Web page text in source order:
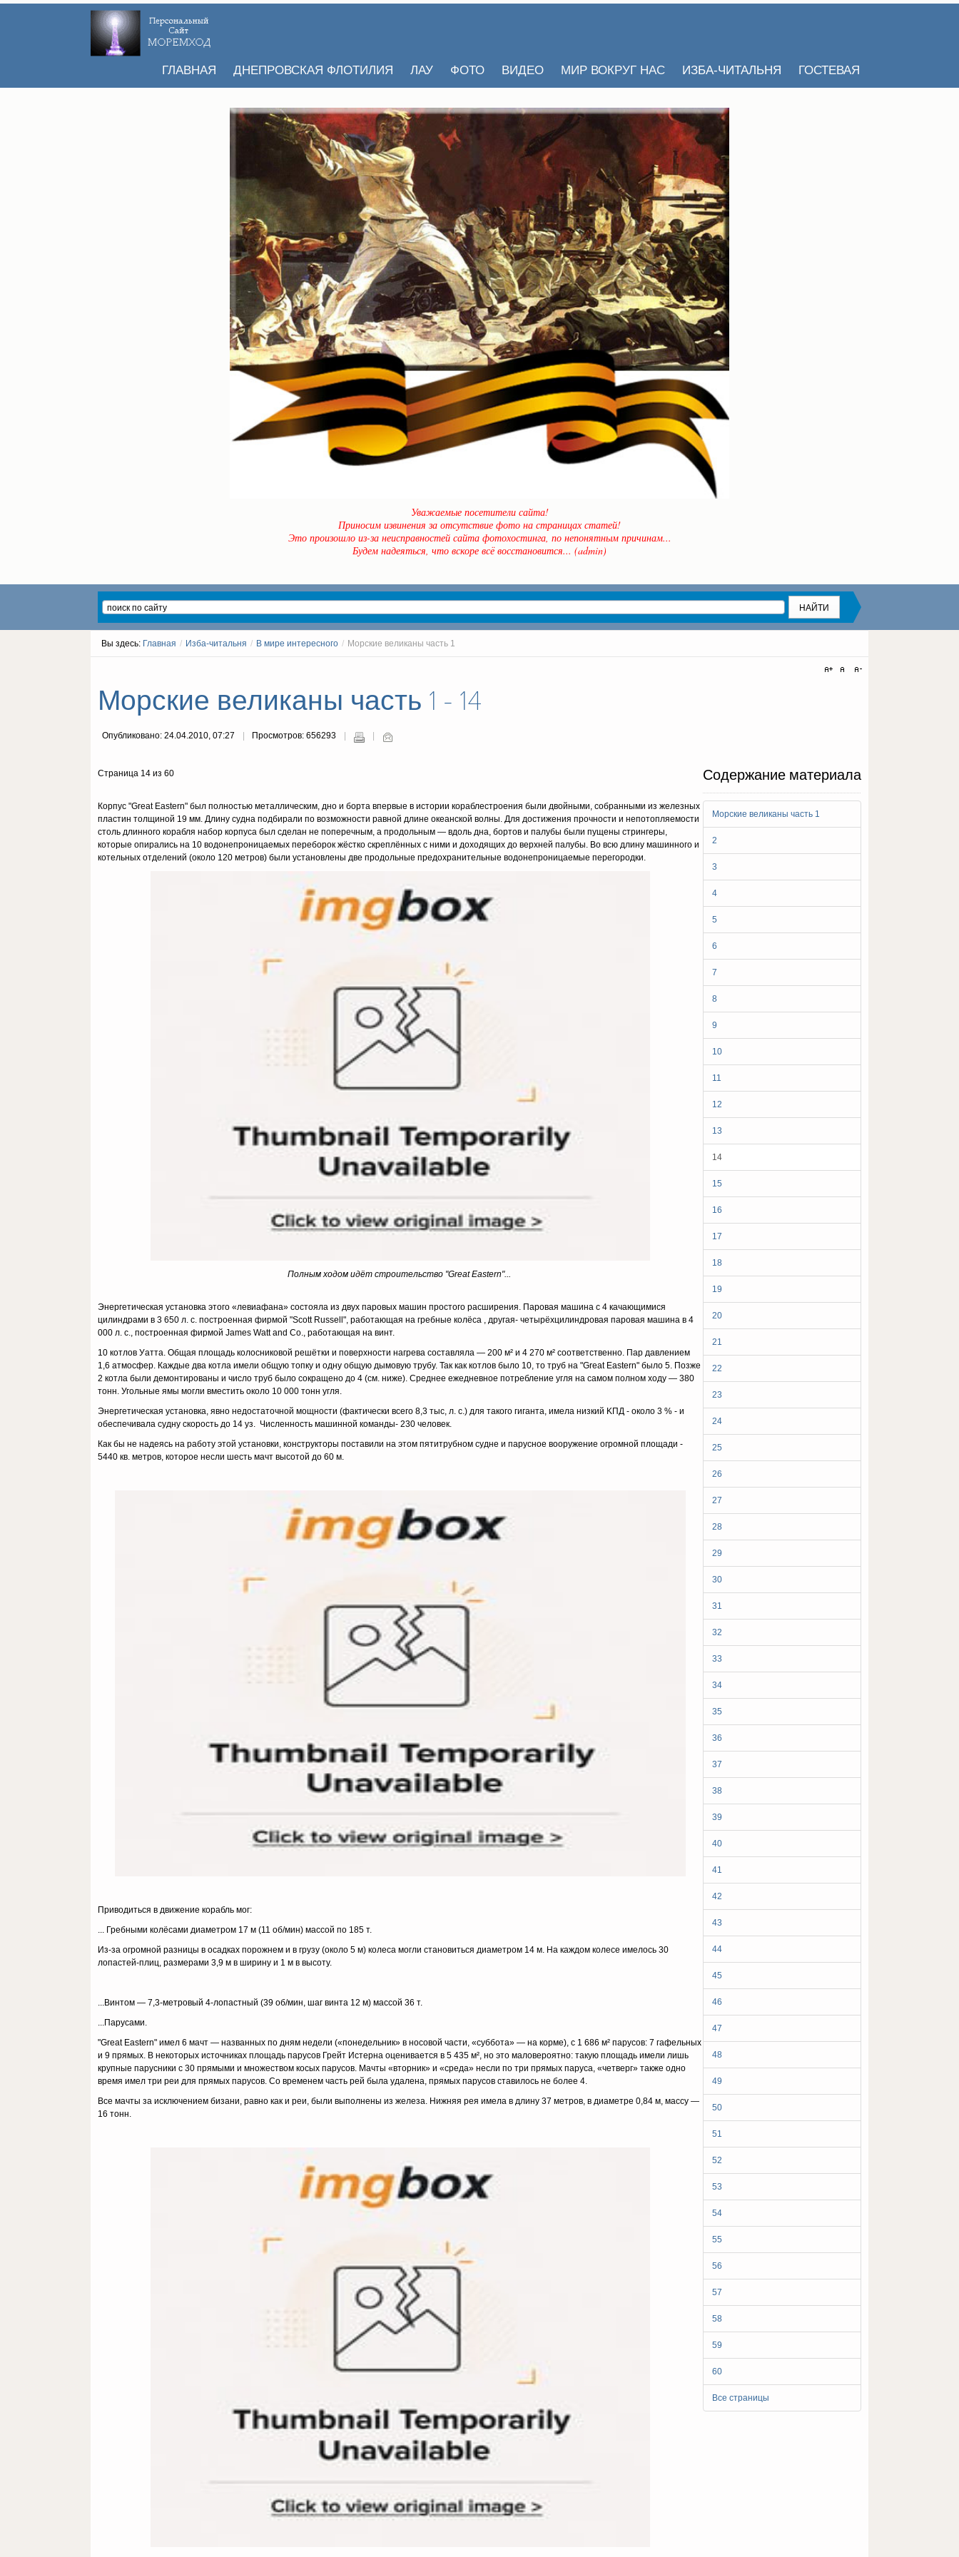
ГЛАВНАЯ ДНЕПРОВСКАЯ ФЛОТИЛИЯ ЛАУ ФОТО ВИДЕО МИР ВОКРУГ НАС ИЗБА-ЧИТАЛЬНЯ ГОСТЕВАЯ
Уважаемые посетители сайта!
Приносим извинения за отсутствие фото на страницах статей!
Это произошло из-за неисправностей сайта фотохостинга, по непонятным причинам...
Будем надеяться, что вскоре всё восстановится... (admin)
Вы здесь: Главная / Изба-читальня / В мире интересного / Морские великаны часть 1
Морские великаны часть 1 - 14
Опубликовано: 24.04.2010, 07:27 Просмотров: 656293
Содержание материала
Морские великаны часть 1
2
3
4
5
6
7
8
9
10
11
12
13
14
15
16
17
18
19
20
21
22
23
24
25
26
27
28
29
30
31
32
33
34
35
36
37
38
39
40
41
42
43
44
45
46
47
48
49
50
51
52
53
54
55
56
57
58
59
60
Все страницы
Страница 14 из 60
Корпус "Great Eastern" был полностью металлическим, дно и борта впервые в истории кораблестроения были двойными, собранными из железных
пластин толщиной 19 мм. Длину судна подбирали по возможности равной длине океанской волны. Для достижения прочности и непотопляемости
столь длинного корабля набор корпуса был сделан не поперечным, а продольным — вдоль дна, бортов и палубы были пущены стрингеры,
которые опирались на 10 водонепроницаемых переборок жёстко скреплённых с ними и доходящих до верхней палубы. Во всю длину машинного и
котельных отделений (около 120 метров) были установлены две продольные предохранительные водонепроницаемые перегородки.
Полным ходом идёт строительство "Great Eastern"...
Энергетическая установка этого «левиафана» состояла из двух паровых машин простого расширения. Паровая машина с 4 качающимися
цилиндрами в 3 650 л. с. построенная фирмой "Scott Russell", работающая на гребные колёса , другая- четырёхцилиндровая паровая машина в 4
000 л. с., построенная фирмой James Watt and Co., работающая на винт.
10 котлов Уатта. Общая площадь колосниковой решётки и поверхности нагрева составляла — 200 м² и 4 270 м² соответственно. Пар давлением
1,6 атмосфер. Каждые два котла имели общую топку и одну общую дымовую трубу. Так как котлов было 10, то труб на "Great Eastern" было 5. Позже
2 котла были демонтированы и число труб было сокращено до 4 (см. ниже). Среднее ежедневное потребление угля на самом полном ходу — 380
тонн. Угольные ямы могли вместить около 10 000 тонн угля.
Энергетическая установка, явно недостаточной мощности (фактически всего 8,3 тыс, л. c.) для такого гиганта, имела низкий KПД - около 3 % - и
обеспечивала судну скорость до 14 уз. Численность машинной команды- 230 человек.
Как бы не надеясь на работy этой установки, констpукторы поставили на этом пятитрубном судне и парусное вооружение огромной площади -
5440 кв. метров, которое несли шесть мачт высотой до 60 м.
Приводиться в движение корабль мог:
... Гребными колёсами диаметром 17 м (11 об/мин) массой пo 185 т.
Из-за огромной разницы в осадках порожнем и в грузу (около 5 м) колеса могли становиться диаметром 14 м. На каждом колесе имелось 30
лопастей-плиц, размерами 3,9 м в ширину и 1 м в высоту.
...Винтом — 7,3-метровый 4-лопастный (39 об/мин, шаг винта 12 м) массой 36 т.
...Парусами.
"Great Eastern" имел 6 мачт — названных по дням недели («понедельник» в носовой части, «суббота» — на корме), с 1 686 м² парусов: 7 гафельных
и 9 прямых. В некоторых источниках площадь парусов Грейт Истерна оценивается в 5 435 м², но это маловероятно: такую площадь имели лишь
крупные парусники с 30 прямыми и множеством косых парусов. Мачты «вторник» и «среда» несли по три прямых паруса, «четверг» также одно
время имел три реи для прямых парусов. Со временем часть рей была удалена, прямых парусов ставилось не более 4.
Все мачты за исключением бизани, равно как и реи, были выполнены из железа. Нижняя рея имела в длину 37 метров, в диаметре 0,84 м, массу —
16 тонн.